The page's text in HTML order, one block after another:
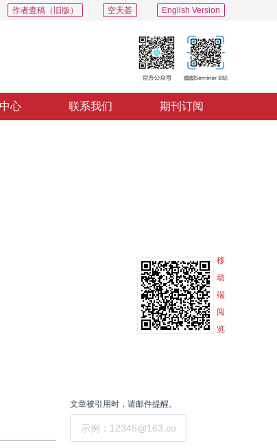
English Version
空天荟
作者查稿（旧版）
心 联系我们 期刊订阅
移
动
端
阅
览
文章被引用时，请邮件提醒。